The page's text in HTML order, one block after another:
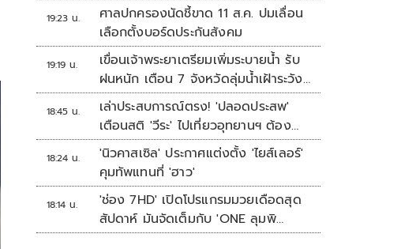
19:23 น.
ศาลปกครองนัดชี้ขาด 11 ส.ค. ปมเลื่อน
เลือกตั้งบอร์ดประกันสังคม
19:19 น.
เขื่อนเจ้าพระยาเตรียมเพิ่มระบายน้ำ รับ
ฝนหนัก เตือน 7 จังหวัดลุ่มน้ำเฝ้าระวัง
ระดับน้ำสูงขึ้น
18:45 น.
เล่าประสบการณ์ตรง! 'ปลอดประสพ'
เตือนสติ 'วีระ' ไปเที่ยวอุทยานฯ ต้อง
ยอมรับธรรมชาติดิบๆให้ได้
18:24 น.
'นิวคาสเซิล' ประกาศแต่งตั้ง 'ไยส์เลอร์'
คุมทัพแทนที่ 'ฮาว'
18:14 น.
'ช่อง 7HD' เปิดโปรแกรมมวยเดือดสุด
สัปดาห์ มันจัดเต็มกับ 'ONE ลุมพิ
นี 165-มวยไทย 7 สี'